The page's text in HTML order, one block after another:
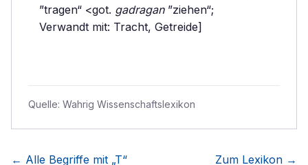
”tragen“ <got. gadragan”ziehen“;
Verwandt mit: Tracht, Getreide]
Quelle: Wahrig Wissenschaftslexikon
← Alle Begriffe mit „T“ Zum Lexikon →